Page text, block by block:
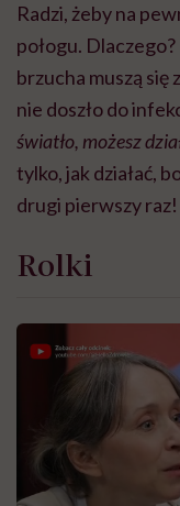
Radzi, żeby na
połogu.
brzucha muszą się
nie doszło do
światło, możesz
tylko, jak działać,
drugi pierwszy raz!
Rolki